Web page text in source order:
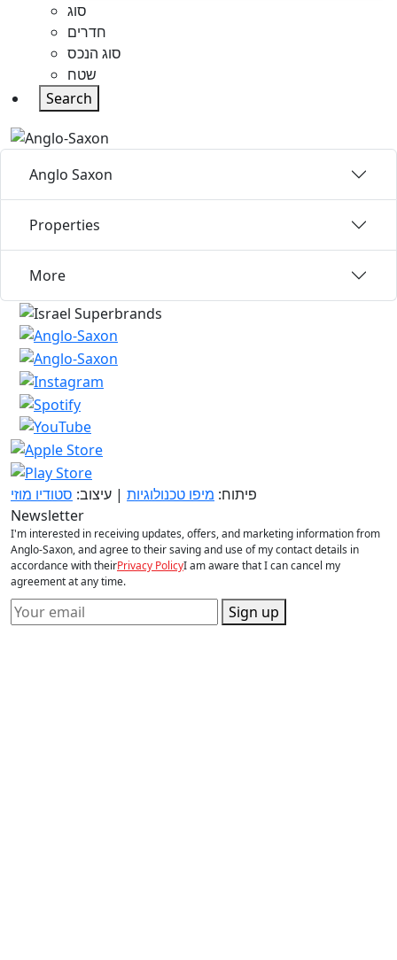
סוג
חדרים
סוג הנכס
שטח
Search
Anglo Saxon
Properties
More
פיתוח: מיפו טכנולוגיות | עיצוב: סטודיו מוזי
Newsletter
I'm interested in receiving updates, offers, and marketing information from
Anglo-Saxon, and agree to their saving and use of my contact details in
accordance with theirPrivacy PolicyI am aware that I can cancel my
agreement at any time.
Sign up